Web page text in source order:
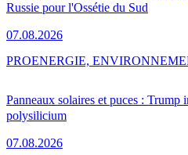
Russie pour l'Ossétie du Sud
07.08.2026
Panneaux solaires et puces : Trump
polysilicium
07.08.2026
PROENERGIE,